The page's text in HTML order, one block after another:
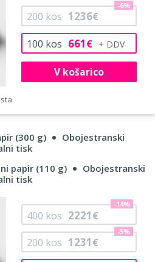
100 kos 661€
200 kos 1236€
-6%
V košarico
(300 g)
Obojestranski
tisk
papir (110 g)
Obojestranski
tisk
200 kos 1231€
-5%
400 kos 2221€
-14%